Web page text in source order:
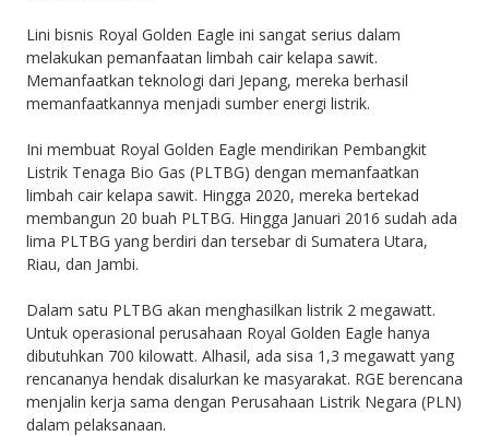
Lini bisnis Royal Golden Eagle ini sangat serius dalam
melakukan pemanfaatan limbah cair kelapa sawit.
Memanfaatkan teknologi dari Jepang, mereka berhasil
memanfaatkannya menjadi sumber energi listrik.
Ini membuat Royal Golden Eagle mendirikan Pembangkit
Listrik Tenaga Bio Gas (PLTBG) dengan memanfaatkan
limbah cair kelapa sawit. Hingga 2020, mereka bertekad
membangun 20 buah PLTBG. Hingga Januari 2016 sudah ada
lima PLTBG yang berdiri dan tersebar di Sumatera Utara,
Riau, dan Jambi.
Dalam satu PLTBG akan menghasilkan listrik 2 megawatt.
Untuk operasional perusahaan Royal Golden Eagle hanya
dibutuhkan 700 kilowatt. Alhasil, ada sisa 1,3 megawatt yang
rencananya hendak disalurkan ke masyarakat. RGE berencana
menjalin kerja sama dengan Perusahaan Listrik Negara (PLN)
dalam pelaksanaan.